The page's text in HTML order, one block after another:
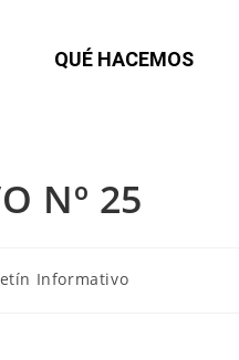
QUÉ HACEMOS
Nº 25
Informativo